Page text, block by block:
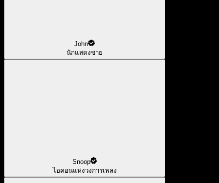
John
นักแสดงชาย
Snoop
ไอคอนแห่งวงการเพลง